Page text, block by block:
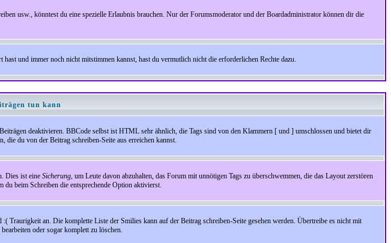
usw., könntest du eine spezielle Erlaubnis brauchen. Nur der Forumsmoderator und der Boardadministrator können dir die
und immer noch nicht mitstimmen kannst, hast du vermutlich nicht die erforderlichen Rechte dazu.
tun kann
deaktivieren. BBCode selbst ist HTML sehr ähnlich, die Tags sind von den Klammern [ und ] umschlossen und bietet dir
du von der Beitrag schreiben-Seite aus erreichen kannst.
Dies ist eine Sicherung, um Leute davon abzuhalten, das Forum mit unnötigen Tags zu überschwemmen, die das Layout zerstören
beim Schreiben die entsprechende Option aktivierst.
an. Die komplette Liste der Smilies kann auf der Beitrag schreiben-Seite gesehen werden. Übertreibe es nicht mit
oder sogar komplett zu löschen.